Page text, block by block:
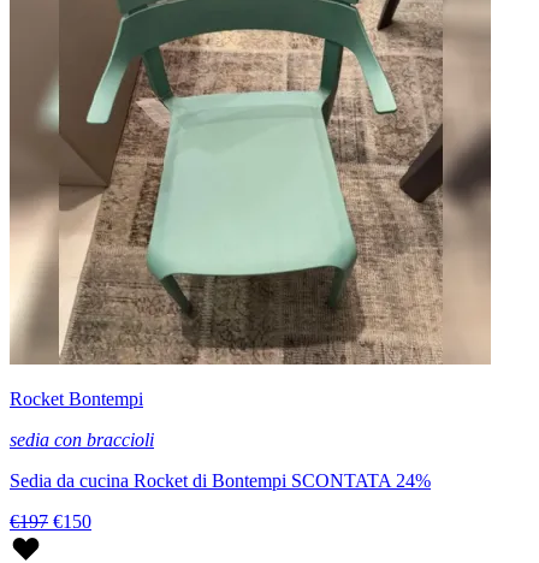
Rocket Bontempi
sedia con braccioli
Sedia da cucina Rocket di Bontempi SCONTATA 24%
€197 €150